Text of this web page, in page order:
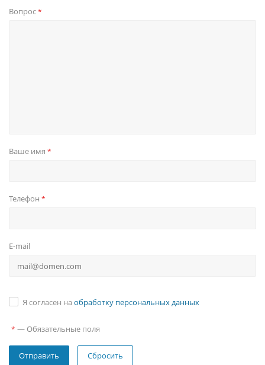
Вопрос*
Ваше имя *
Телефон *
E-mail
Я согласен на обработку персональных данных
* — Обязательные поля
Сбросить